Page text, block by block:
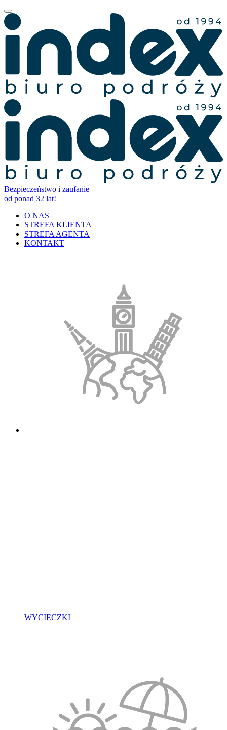
Bezpieczeństwo i zaufanie
od ponad 32 lat!
O NAS
STREFA KLIENTA
STREFA AGENTA
KONTAKT
WYCIECZKI